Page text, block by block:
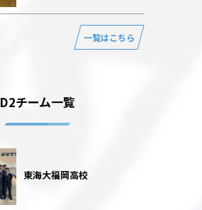
第4節】12/12 九国大付 0-4 東
一覧はこちら
D2チーム一覧
東海大福岡高校